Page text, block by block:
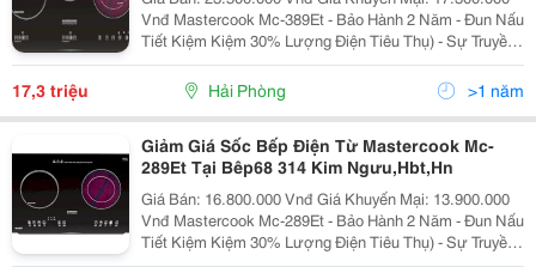
Vnđ Mastercook Mc-389Et - Bảo Hành 2 Năm - Đun Nấu
Tiết Kiệm Kiệm 30% Lượng Điện Tiêu Thụ) - Sự Truyền
Nhiệt Từ Mặt Bếp Trực Tiếp Lên Đáy Nồi Qua Công
Nghệ Cảm Ứng Sẽ
17,3 triệu Hải Phòng >1 năm
Giảm Giá Sốc Bếp Điện Từ Mastercook Mc-
289Et Tại Bêp68 314 Kim Ngưu,Hbt,Hn
Giá Bán: 16.800.000 Vnđ Giá Khuyến Mại: 13.900.000
Vnđ Mastercook Mc-289Et - Bảo Hành 2 Năm - Đun Nấu
Tiết Kiệm Kiệm 30% Lượng Điện Tiêu Thụ) - Sự Truyền
Nhiệt Từ Mặt Bếp Trực Tiếp Lên Đáy Nồi Qua Công